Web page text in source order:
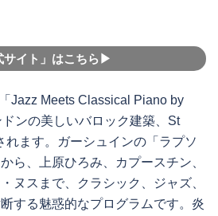
サイト」はこちら▶︎
Jazz Meets Classical Piano by
ンの美しいバロック建築、St
れます。ガーシュインの「ラプソ
ら、上原ひろみ、カプースチン、
ヌスまで、クラシック、ジャズ、
する魅惑的なプログラムです。炎